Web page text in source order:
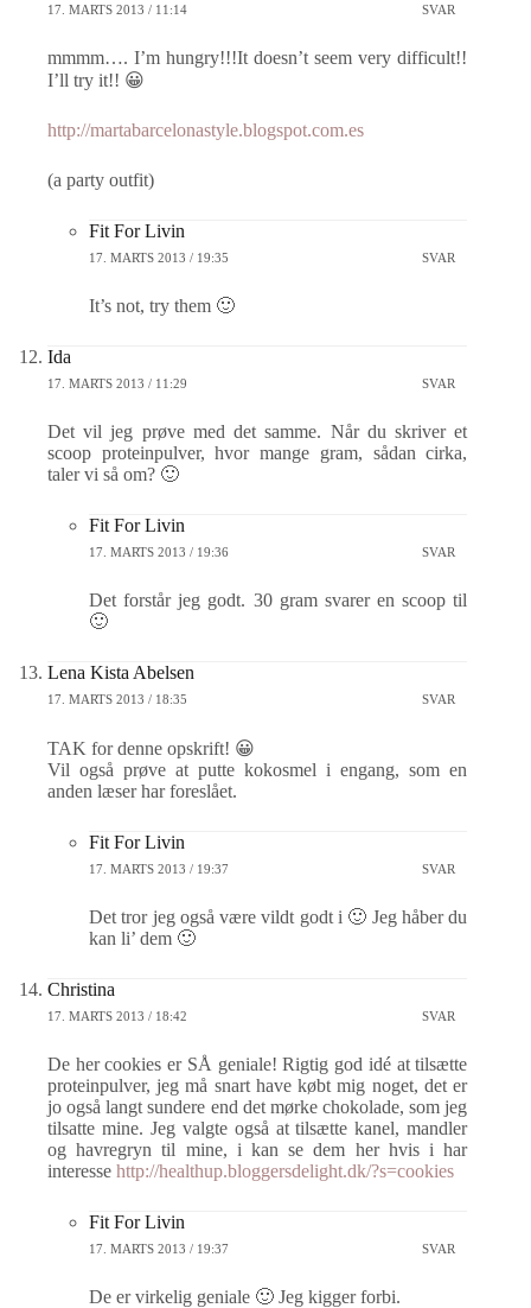
17. MARTS 2013 / 11:14 SVAR
mmmm…. I’m hungry!!!It doesn’t seem very difficult!!
I’ll try it!! 😀
http://martabarcelonastyle.blogspot.com.es
(a party outfit)
Fit For Livin
17. MARTS 2013 / 19:35 SVAR
It’s not, try them 🙂
Ida
17. MARTS 2013 / 11:29 SVAR
Det vil jeg prøve med det samme. Når du skriver et
scoop proteinpulver, hvor mange gram, sådan cirka,
taler vi så om? 🙂
Fit For Livin
17. MARTS 2013 / 19:36 SVAR
Det forstår jeg godt. 30 gram svarer en scoop til
🙂
Lena Kista Abelsen
17. MARTS 2013 / 18:35 SVAR
TAK for denne opskrift! 😀
Vil også prøve at putte kokosmel i engang, som en
anden læser har foreslået.
Fit For Livin
17. MARTS 2013 / 19:37 SVAR
Det tror jeg også være vildt godt i 🙂 Jeg håber du
kan li’ dem 🙂
Christina
17. MARTS 2013 / 18:42 SVAR
De her cookies er SÅ geniale! Rigtig god idé at tilsætte
proteinpulver, jeg må snart have købt mig noget, det er
jo også langt sundere end det mørke chokolade, som jeg
tilsatte mine. Jeg valgte også at tilsætte kanel, mandler
og havregryn til mine, i kan se dem her hvis i har
interesse http://healthup.bloggersdelight.dk/?s=cookies
Fit For Livin
17. MARTS 2013 / 19:37 SVAR
De er virkelig geniale 🙂 Jeg kigger forbi.